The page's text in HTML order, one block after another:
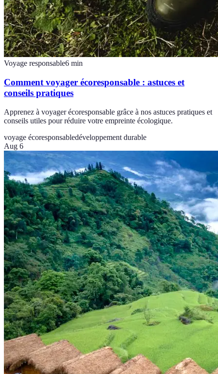
Voyage responsable6 min
Comment voyager écoresponsable : astuces et
conseils pratiques
Apprenez à voyager écoresponsable grâce à nos astuces pratiques et
conseils utiles pour réduire votre empreinte écologique.
voyage écoresponsabledéveloppement durable
Aug 6